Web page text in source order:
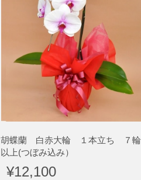
胡蝶蘭 白赤大輪 １本立ち ７輪
以上(つぼみ込み）
¥12,100